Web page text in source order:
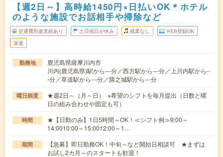
【週2日～】高時給1450円×日払いOK＊ホテル
のような施設でお話相手や掃除など
交通費別途支給あり 土日祝日が休み 残業なし WEB登録OK
派遣
勤務地
鹿児島県薩摩川内市
川内(鹿児島県)駅から---分／西方駅から---分／上川内駅から--
-分／草道駅から---分／隈之城駅から---分
曜日頻度
★週2日～（月～日） ※希望のシフトを毎月提出（日数と曜
日の組み合わせや固定も可）
時間
★【日勤のみ】1日5時間～OK！≪シフト例≫9:00～
14:0010:00～15:0012:00～1…
期間
【急募】即日勤務OK！中旬～など開始日相談可 ★まずは
お試し2カ月～のスタートも歓迎！